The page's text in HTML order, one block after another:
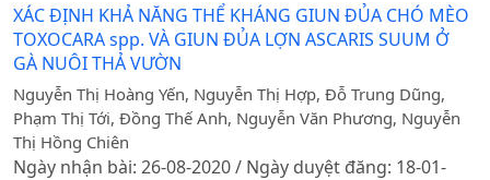
XÁC ĐỊNH KHẢ NĂNG THỂ KHÁNG GIUN ĐỦA CHÓ MÈO
TOXOCARA spp. VÀ GIUN ĐỦA LỢN ASCARIS SUUM Ở
GÀ NUÔI THẢ VƯỜN
Nguyễn Thị Hoàng Yến, Nguyễn Thị Hợp, Đỗ Trung Dũng,
Phạm Thị Tới, Đồng Thế Anh, Nguyễn Văn Phương, Nguyễn
Thị Hồng Chiên
Ngày nhận bài: 26-08-2020 / Ngày duyệt đăng: 18-01-